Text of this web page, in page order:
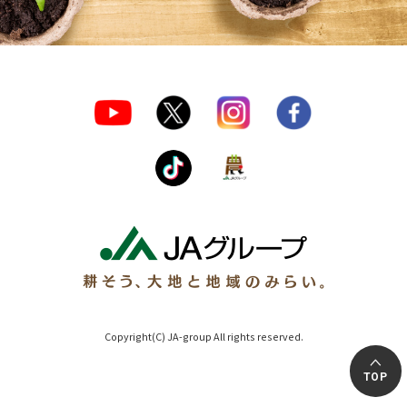
Copyright(C) JA-group All rights reserved.
TOP